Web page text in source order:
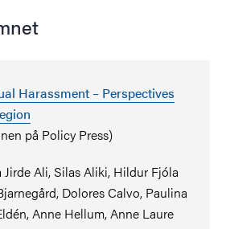
Harassment – Perspectives
på Policy Press)
Jirde Ali, Silas Aliki, Hildur Fjóla
Dolores Calvo, Paulina
Anne Hellum, Anne Laure